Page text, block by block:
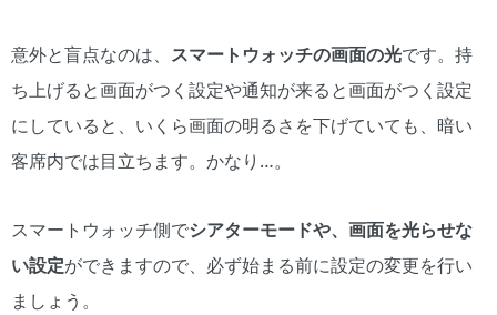
意外と盲点なのは、 スマートウォッチの画面の光です。持
ち上げると画面がつく設定や通知が来ると画面がつく設定
にしていると、いくら画面の明るさを下げていても、暗い
客席内では目立ちます。かなり…。
スマートウォッチ側でシアターモードや、画面を光らせな
い設定ができますので、必ず始まる前に設定の変更を行い
ましょう。